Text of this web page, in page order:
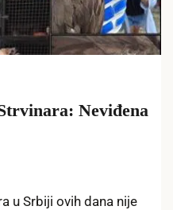
Neviđena
u Srbiji ovih dana nije